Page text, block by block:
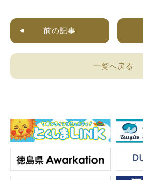
前の記事
一覧へ戻る